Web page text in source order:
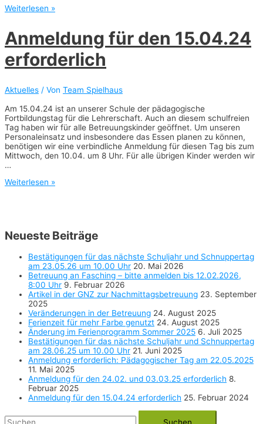
Anmeldung
Tag
am
22.05.2025
Weiterlesen »
Anmeldung für den 15.04.24
erforderlich
Aktuelles / Von Team Spielhaus
Am 15.04.24 ist an unserer Schule der pädagogische
Fortbildungstag für die Lehrerschaft. Auch an diesem schulfreien
Tag haben wir für alle Betreuungskinder geöffnet. Um unseren
Personaleinsatz und insbesondere das Essen planen zu können,
benötigen wir eine verbindliche Anmeldung für diesen Tag bis zum
Mittwoch, den 10.04. um 8 Uhr. Für alle übrigen Kinder werden wir
…
Anmeldung
Weiterlesen »
Neueste Beiträge
Bestätigungen für das nächste Schuljahr und Schnuppertag
am 23.05.26 um 10.00 Uhr 20. Mai 2026
Betreuung an Fasching – bitte anmelden bis 12.02.2026,
8:00 Uhr 9. Februar 2026
Artikel in der GNZ zur Nachmittagsbetreuung 23. September
2025
Veränderungen in der Betreuung 24. August 2025
Ferienzeit für mehr Farbe genutzt 24. August 2025
Änderung im Ferienprogramm Sommer 2025 6. Juli 2025
Bestätigungen für das nächste Schuljahr und Schnuppertag
am 28.06.25 um 10.00 Uhr 21. Juni 2025
Anmeldung erforderlich: Pädagogischer Tag am 22.05.2025
11. Mai 2025
Anmeldung für den 24.02. und 03.03.25 erforderlich 8.
Februar 2025
Anmeldung für den 15.04.24 erforderlich 25. Februar 2024
Suchen